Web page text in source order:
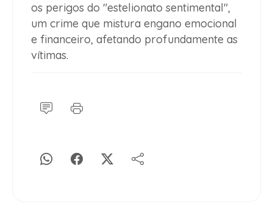
os perigos do "estelionato sentimental",
um crime que mistura engano emocional
e financeiro, afetando profundamente as
vítimas.